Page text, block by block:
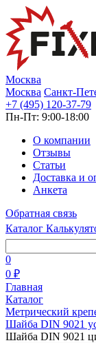
Москва
Москва Санкт-
+7 (495) 120-37-79
Пн-Пт: 9:00-18:00
О компании
Отзывы
Статьи
Доставка и
Анкета
Обратная связь
Каталог
0
0 ₽
Главная
Каталог
Метрический
Шайба DIN 9021
Шайба DIN 9021